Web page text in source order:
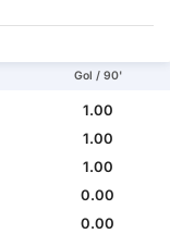
Gol / 90'
1.00
1.00
1.00
0.00
0.00